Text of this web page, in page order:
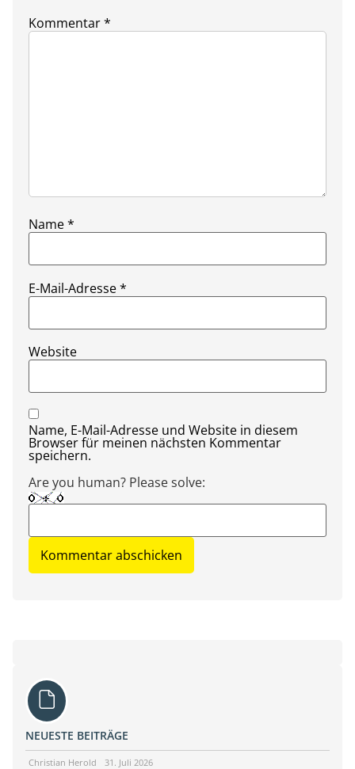
Kommentar*
Name*
E-Mail-Adresse*
Website
Name, E-Mail-Adresse und Website in diesem
Browser für meinen nächsten Kommentar
speichern.
Are you human? Please solve:
NEUESTE BEITRÄGE
Christian Herold 31. Juli 2026